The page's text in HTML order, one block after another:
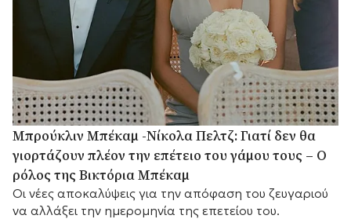
Μπρούκλιν Μπέκαμ -Νίκολα Πελτζ: Γιατί δεν θα
γιορτάζουν πλέον την επέτειο του γάμου τους – Ο
ρόλος της Βικτόρια Μπέκαμ
Οι νέες αποκαλύψεις για την απόφαση του ζευγαριού
να αλλάξει την ημερομηνία της επετείου του.